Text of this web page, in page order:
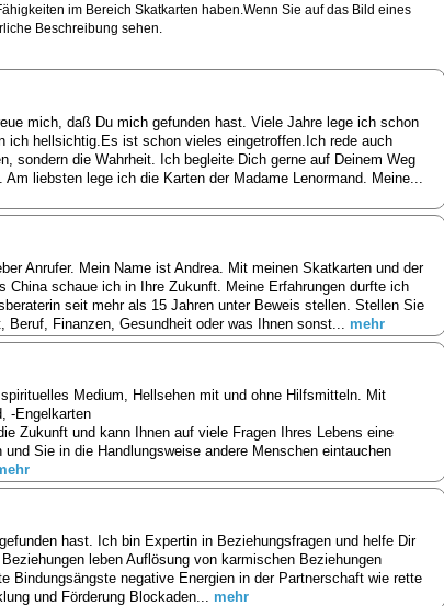
im Bereich Skatkarten haben.Wenn Sie auf das Bild eines
Beschreibung sehen.
mich, daß Du mich gefunden hast. Viele Jahre lege ich schon
ich hellsichtig.Es ist schon vieles eingetroffen.Ich rede auch
sondern die Wahrheit. Ich begleite Dich gerne auf Deinem Weg
liebsten lege ich die Karten der Madame Lenormand. Meine...
Anrufer. Mein Name ist Andrea. Mit meinen Skatkarten und der
China schaue ich in Ihre Zukunft. Meine Erfahrungen durfte ich
seit mehr als 15 Jahren unter Beweis stellen. Stellen Sie
Finanzen, Gesundheit oder was Ihnen sonst... mehr
Medium, Hellsehen mit und ohne Hilfsmitteln. Mit
-Engelkarten
Zukunft und kann Ihnen auf viele Fragen Ihres Lebens eine
Sie in die Handlungsweise andere Menschen eintauchen
hast. Ich bin Expertin in Beziehungsfragen und helfe Dir
leben Auflösung von karmischen Beziehungen
Bindungsängste negative Energien in der Partnerschaft wie rette
und Förderung Blockaden... mehr